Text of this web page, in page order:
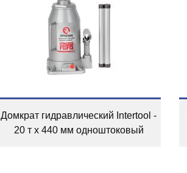
Домкрат гидравлический Intertool -
20 т х 440 мм одноштоковый